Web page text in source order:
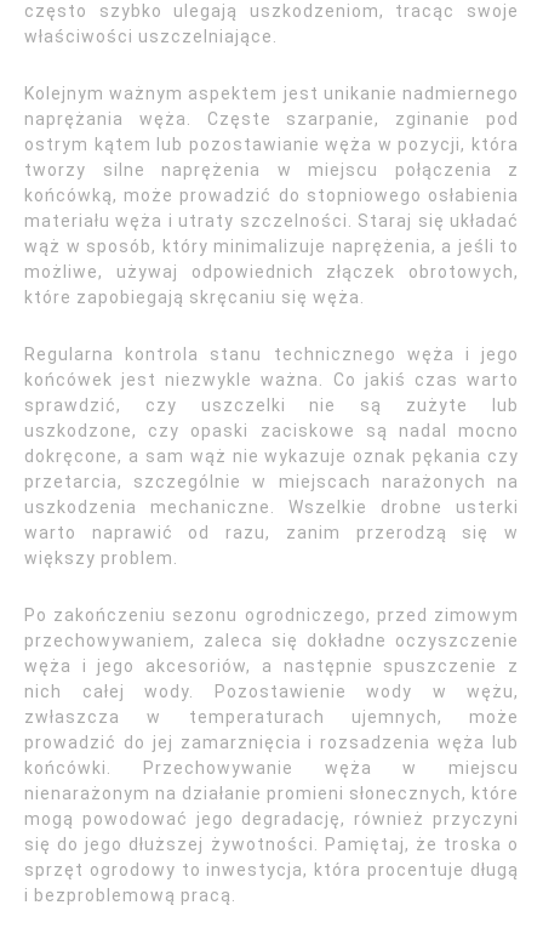
często szybko ulegają uszkodzeniom, tracąc swoje
właściwości uszczelniające.
Kolejnym ważnym aspektem jest unikanie nadmiernego
naprężania węża. Częste szarpanie, zginanie pod
ostrym kątem lub pozostawianie węża w pozycji, która
tworzy silne naprężenia w miejscu połączenia z
końcówką, może prowadzić do stopniowego osłabienia
materiału węża i utraty szczelności. Staraj się układać
wąż w sposób, który minimalizuje naprężenia, a jeśli to
możliwe, używaj odpowiednich złączek obrotowych,
które zapobiegają skręcaniu się węża.
Regularna kontrola stanu technicznego węża i jego
końcówek jest niezwykle ważna. Co jakiś czas warto
sprawdzić, czy uszczelki nie są zużyte lub
uszkodzone, czy opaski zaciskowe są nadal mocno
dokręcone, a sam wąż nie wykazuje oznak pękania czy
przetarcia, szczególnie w miejscach narażonych na
uszkodzenia mechaniczne. Wszelkie drobne usterki
warto naprawić od razu, zanim przerodzą się w
większy problem.
Po zakończeniu sezonu ogrodniczego, przed zimowym
przechowywaniem, zaleca się dokładne oczyszczenie
węża i jego akcesoriów, a następnie spuszczenie z
nich całej wody. Pozostawienie wody w wężu,
zwłaszcza w temperaturach ujemnych, może
prowadzić do jej zamarznięcia i rozsadzenia węża lub
końcówki. Przechowywanie węża w miejscu
nienarażonym na działanie promieni słonecznych, które
mogą powodować jego degradację, również przyczyni
się do jego dłuższej żywotności. Pamiętaj, że troska o
sprzęt ogrodowy to inwestycja, która procentuje długą
i bezproblemową pracą.